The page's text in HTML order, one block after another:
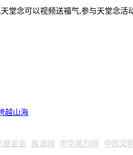
堂念可以视频送福气,参与天堂念活
越山海
基金会 族谱网 中华英烈网
中国文